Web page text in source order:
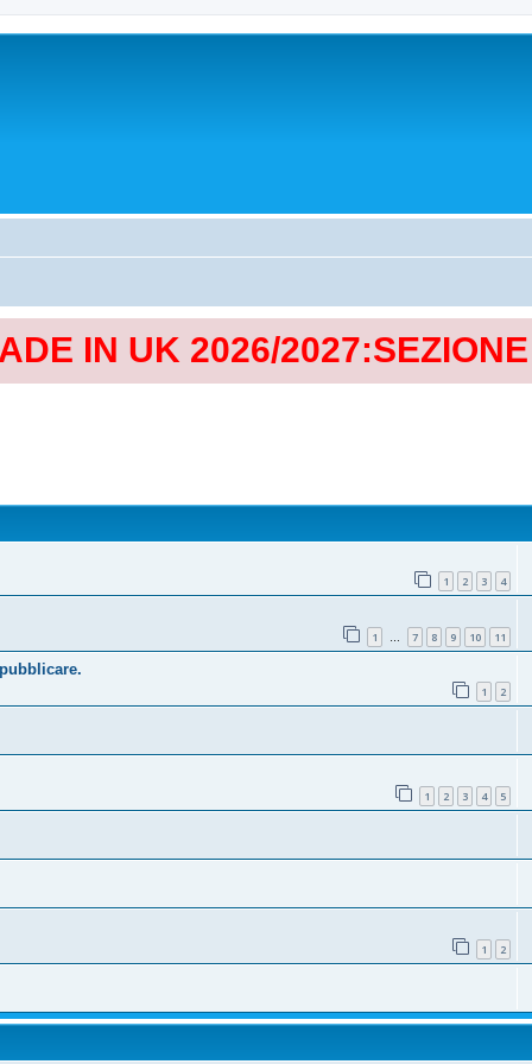
IN UK 2026/
1 2 3 4
1 … 7 8 9 10 11
1 2
1 2 3 4 5
1 2